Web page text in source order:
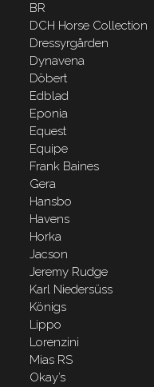
BR
DCH Horse Collection
Dressyrgården
Dynavena
Döbert
Edblad
Eponia
Equest
Equipe
Frank Baines
Gera
Hansbo
Havens
Horka
Jacson
Jeremy Rudge
Karl Niedersüss
Königs
Lippo
Lorenzini
Mias RS
Okay’s